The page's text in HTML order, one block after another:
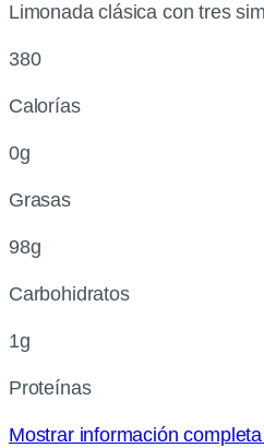
Limonada clásica con tres
380
Calorías
0g
Grasas
98g
Carbohidratos
1g
Proteínas
Mostrar información